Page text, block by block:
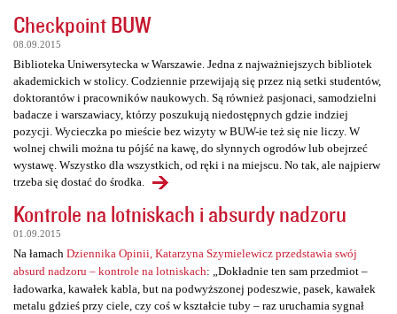
Checkpoint BUW
08.09.2015
Biblioteka Uniwersytecka w Warszawie. Jedna z najważniejszych bibliotek
akademickich w stolicy. Codziennie przewijają się przez nią setki studentów,
doktorantów i pracowników naukowych. Są również pasjonaci, samodzielni
badacze i warszawiacy, którzy poszukują niedostępnych gdzie indziej
pozycji. Wycieczka po mieście bez wizyty w BUW-ie też się nie liczy. W
wolnej chwili można tu pójść na kawę, do słynnych ogrodów lub obejrzeć
wystawę. Wszystko dla wszystkich, od ręki i na miejscu. No tak, ale najpierw
trzeba się dostać do środka.
Kontrole na lotniskach i absurdy nadzoru
01.09.2015
Na łamach Dziennika Opinii, Katarzyna Szymielewicz przedstawia swój
absurd nadzoru – kontrole na lotniskach: „Dokładnie ten sam przedmiot –
ładowarka, kawałek kabla, but na podwyższonej podeszwie, pasek, kawałek
metalu gdzieś przy ciele, czy coś w kształcie tuby – raz uruchamia sygnał